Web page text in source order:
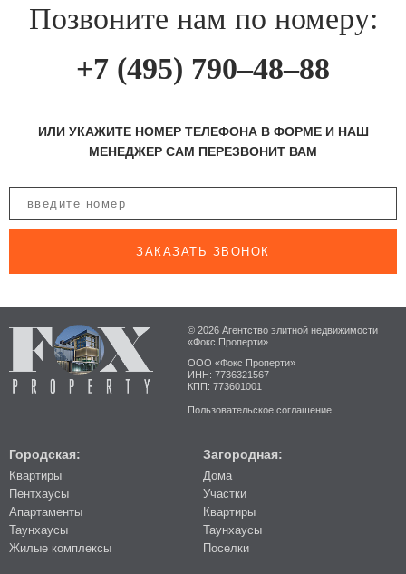
Позвоните нам по номеру:
+7 (495) 790–48–88
ИЛИ УКАЖИТЕ НОМЕР ТЕЛЕФОНА В ФОРМЕ И НАШ
МЕНЕДЖЕР САМ ПЕРЕЗВОНИТ ВАМ
ЗАКАЗАТЬ ЗВОНОК
© 2026 Агентство элитной недвижимости
«Фокс Проперти»
ООО «Фокс Проперти»
ИНН: 7736321567
КПП: 773601001
Пользовательское соглашение
Городская:
Квартиры
Пентхаусы
Апартаменты
Таунхаусы
Жилые комплексы
Загородная:
Дома
Участки
Квартиры
Таунхаусы
Поселки